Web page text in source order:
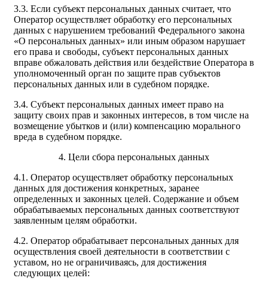
3.3. Если субъект персональных данных считает, что
Оператор осуществляет обработку его персональных
данных с нарушением требований Федерального закона
«О персональных данных» или иным образом нарушает
его права и свободы, субъект персональных данных
вправе обжаловать действия или бездействие Оператора в
уполномоченный орган по защите прав субъектов
персональных данных или в судебном порядке.
3.4. Субъект персональных данных имеет право на
защиту своих прав и законных интересов, в том числе на
возмещение убытков и (или) компенсацию морального
вреда в судебном порядке.
4. Цели сбора персональных данных
4.1. Оператор осуществляет обработку персональных
данных для достижения конкретных, заранее
определенных и законных целей. Содержание и объем
обрабатываемых персональных данных соответствуют
заявленным целям обработки.
4.2. Оператор обрабатывает персональных данных для
осуществления своей деятельности в соответствии с
уставом, но не ограничиваясь, для достижения
следующих целей: